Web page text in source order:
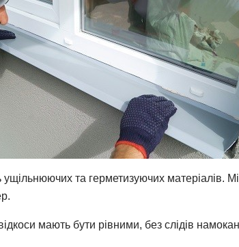
та герметизуючих матеріалів.
мають бути рівними, без слідів